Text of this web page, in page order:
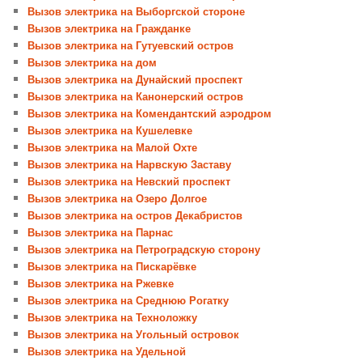
Вызов электрика на Выборгской стороне
Вызов электрика на Гражданке
Вызов электрика на Гутуевский остров
Вызов электрика на дом
Вызов электрика на Дунайский проспект
Вызов электрика на Канонерский остров
Вызов электрика на Комендантский аэродром
Вызов электрика на Кушелевке
Вызов электрика на Малой Охте
Вызов электрика на Нарвскую Заставу
Вызов электрика на Невский проспект
Вызов электрика на Озеро Долгое
Вызов электрика на остров Декабристов
Вызов электрика на Парнас
Вызов электрика на Петроградскую сторону
Вызов электрика на Пискарёвке
Вызов электрика на Ржевке
Вызов электрика на Среднюю Рогатку
Вызов электрика на Техноложку
Вызов электрика на Угольный островок
Вызов электрика на Удельной